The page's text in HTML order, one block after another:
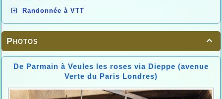
Randonnée à VTT

Photos
De Parmain à Veules les roses via Dieppe (avenue
Verte du Paris Londres)